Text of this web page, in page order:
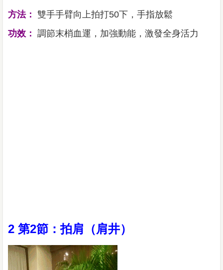
方法： 雙手手臂向上拍打50下，手指放鬆
功效： 調節末梢血運，加強動能，激發全身活力
2 第2節：拍肩（肩井）